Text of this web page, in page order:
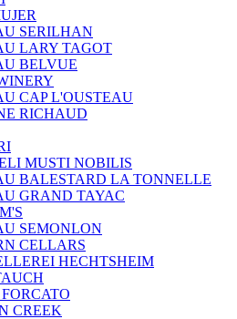
SERILHAN
LARY TAGOT
BELVUE
CAP L'OUSTEAU
RICHAUD
MUSTI NOBILIS
BALESTARD LA TONNELLE
GRAND TAYAC
SEMONLON
CELLARS
HECHTSHEIM
CREEK